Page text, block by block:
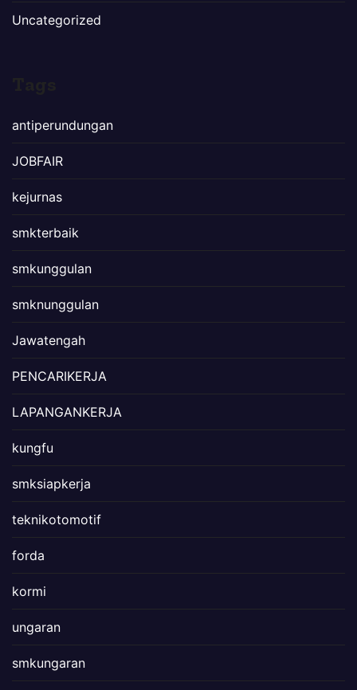
Uncategorized
antiperundungan
JOBFAIR
kejurnas
smkterbaik
smkunggulan
smknunggulan
Jawatengah
PENCARIKERJA
LAPANGANKERJA
kungfu
smksiapkerja
teknikotomotif
forda
kormi
ungaran
smkungaran